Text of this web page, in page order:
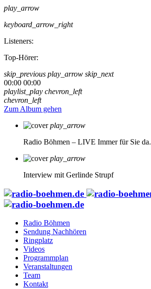
play_arrow
keyboard_arrow_right
Listeners:
Top-Hörer:
skip_previous play_arrow skip_next
00:00 00:00
playlist_play chevron_left
chevron_left
Zum Album gehen
play_arrow
Radio Böhmen – LIVE Immer für Sie da.
play_arrow
Interview mit Gerlinde Strupf
Radio Böhmen
Sendung Nachhören
Ringplatz
Videos
Programmplan
Veranstaltungen
Team
Kontakt